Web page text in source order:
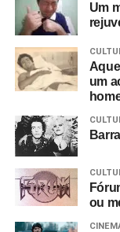
Um
um
ou